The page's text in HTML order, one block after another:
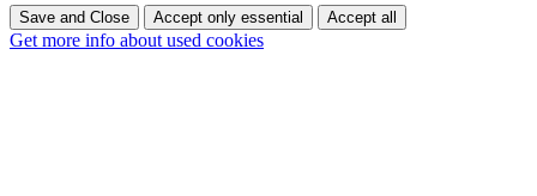
Save and Close Accept only essential Accept all
Get more info about used cookies